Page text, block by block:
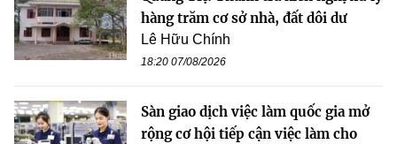
hàng trăm cơ sở nhà, đất dôi dư
Lê Hữu Chính
18:20 07/08/2026
Sàn giao dịch việc làm quốc gia mở
rộng cơ hội tiếp cận việc làm cho